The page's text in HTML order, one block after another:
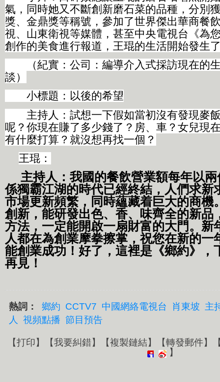
氣，同時她又不斷創新磨石菜的品種，分別
獎、金鼎獎等稱號，參加了世界傑出華商餐
視、山東衛視等媒體，甚至中央電視台《為
創作的美食進行報道，王琨的生活開始發生
（紀實：公司：編導介入式採訪現在的
談）
小標題：以後的希望
主持人：試想一下假如當初沒有發現麥
呢？你現在賺了多少錢了？房、車？女兒現
有什麼打算？就沒想再找一個？
王琨：
主持人： 我國的餐飲營業額每年以
係獨霸江湖的時代已經終結 ，人們求
市場更新頻繁，同時蘊藏着巨大的商機
創新，能研發出色、香、味齊全的新品
方法，一定能開啟一扇財富的大門。新
人都在為創業摩拳擦掌，祝您在新的一
能創業成功！好了，這裡是《鄉約》，
再見！
熱詞： 鄉約 CCTV7 中國網絡電視台 肖東坡 主
人
視頻點播 節目預告
【打印】【我要糾錯】【複製鏈結】【轉發郵件】
】